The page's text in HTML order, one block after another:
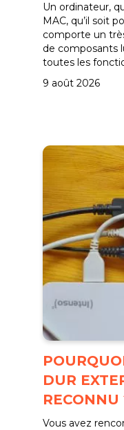
Un ordinateur,
MAC, qu’il soit
comporte un
de composants
toutes les
9 août 2026
DUR
RECONNU
Vous avez